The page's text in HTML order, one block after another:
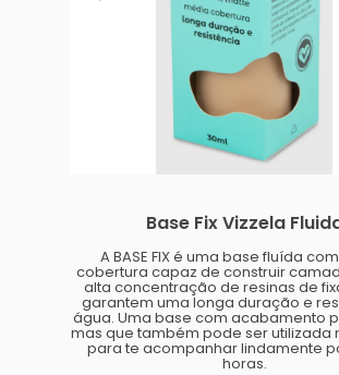
Base Fix Vizzela
A BASE FIX é uma base fluída
cobertura capaz de construir
alta concentração de resinas de
garantem uma longa duração e
água. Uma base com acabamento
mas que também pode ser utilizada
para te acompanhar lindamente
horas.